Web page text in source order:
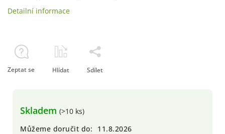
Skladem (>10 ks)
Můžeme doručit do:
11.8.2026
Detailní informace
Zeptat se Hlídat Sdílet